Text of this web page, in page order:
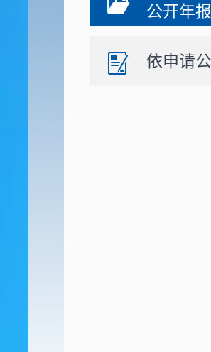
公开年报
依申请